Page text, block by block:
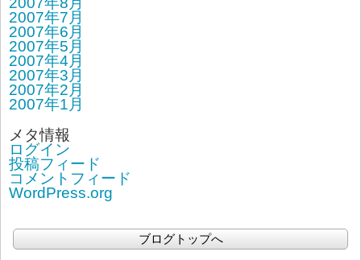
2007年7月
2007年6月
2007年5月
2007年4月
2007年3月
2007年2月
2007年1月
メタ情報
ログイン
投稿フィード
コメントフィード
WordPress.org
ブログトップへ